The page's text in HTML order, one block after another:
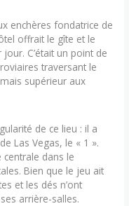
enchères fondatrice de
offrait le gîte et le
C’était un point de
traversant le
supérieur aux
de ce lieu : il a
Las Vegas, le « 1 ».
dans le
Bien que le jeu ait
et les dés n’ont
arrière-salles.